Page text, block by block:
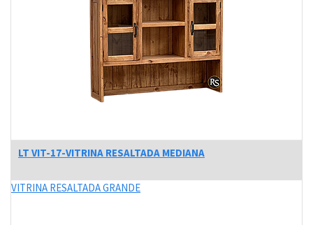
LT VIT-17-VITRINA RESALTADA MEDIANA
VITRINA RESALTADA GRANDE